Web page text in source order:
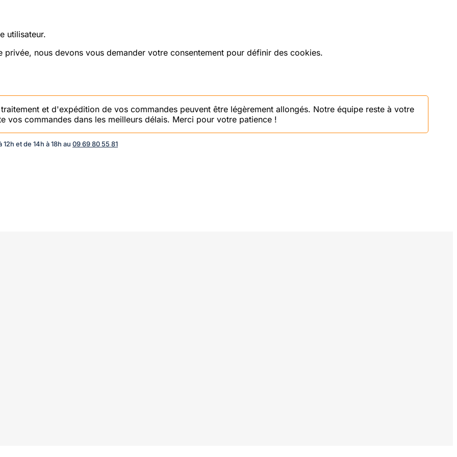
utilisateur.
nous devons vous demander votre consentement pour définir des cookies.
et d'expédition de vos commandes peuvent être légèrement allongés. Notre équipe reste à votre
vos commandes dans les meilleurs délais. Merci pour votre patience !
et de 14h à 18h au 09 69 80 55 81